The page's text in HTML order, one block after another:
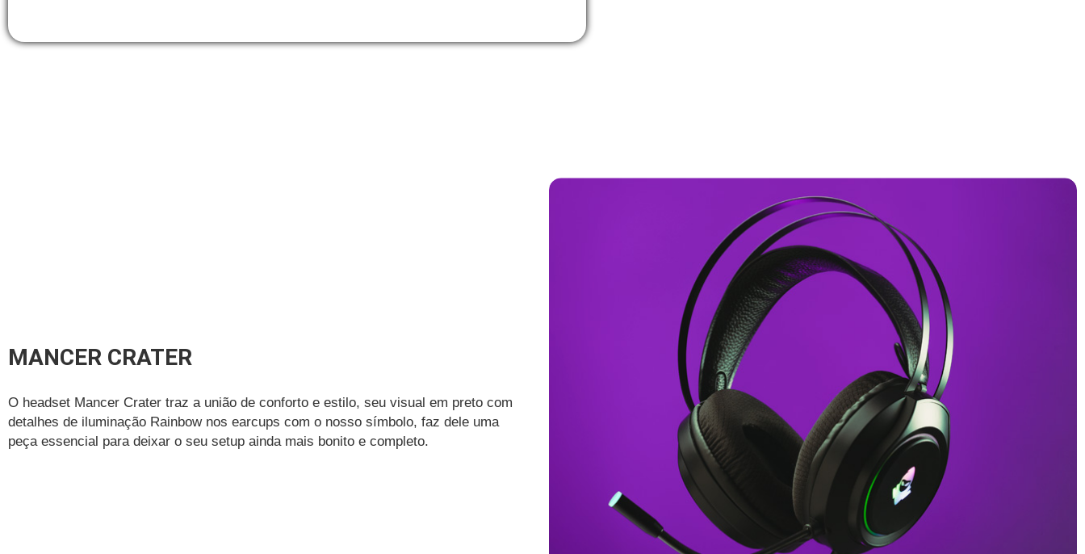
MANCER CRATER
O headset Mancer Crater traz a união de conforto e estilo, seu visual em preto com
detalhes de iluminação Rainbow nos earcups com o nosso símbolo, faz dele uma
peça essencial para deixar o seu setup ainda mais bonito e completo.